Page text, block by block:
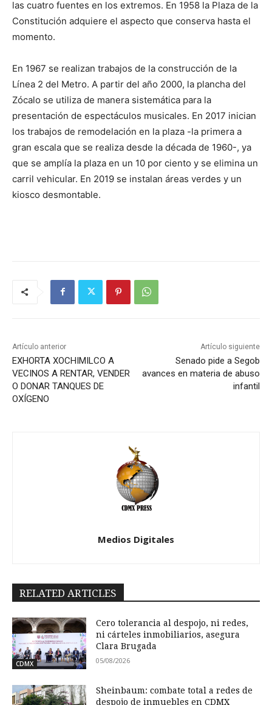
las cuatro fuentes en los extremos. En 1958 la Plaza de la
Constitución adquiere el aspecto que conserva hasta el
momento.
En 1967 se realizan trabajos de la construcción de la
Línea 2 del Metro. A partir del año 2000, la plancha del
Zócalo se utiliza de manera sistemática para la
presentación de espectáculos musicales. En 2017 inician
los trabajos de remodelación en la plaza -la primera a
gran escala que se realiza desde la década de 1960-, ya
que se amplía la plaza en un 10 por ciento y se elimina un
carril vehicular. En 2019 se instalan áreas verdes y un
kiosco desmontable.
Artículo anterior
EXHORTA XOCHIMILCO A
VECINOS A RENTAR, VENDER
O DONAR TANQUES DE
OXÍGENO
Artículo siguiente
Senado pide a Segob
avances en materia de abuso
infantil
Medios Digitales
RELATED ARTICLES
CDMX
Cero tolerancia al despojo, ni redes,
ni cárteles inmobiliarios, asegura
Clara Brugada
05/08/2026
Sheinbaum: combate total a redes de
despojo de inmuebles en CDMX